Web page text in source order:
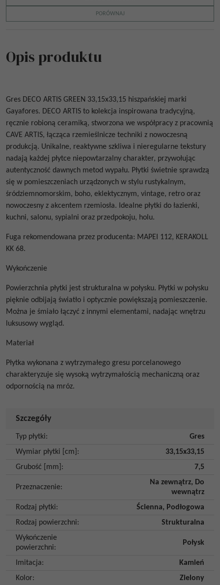
PORÓWNAJ
Opis produktu
Gres DECO ARTIS GREEN 33,15x33,15 hiszpańskiej marki
Gayafores. DECO ARTIS to kolekcja inspirowana tradycyjną,
ręcznie robioną ceramiką, stworzona we współpracy z pracownią
CAVE ARTIS, łącząca rzemieślnicze techniki z nowoczesną
produkcją. Unikalne, reaktywne szkliwa i nieregularne tekstury
nadają każdej płytce niepowtarzalny charakter, przywołując
autentyczność dawnych metod wypału. Płytki świetnie sprawdzą
się w pomieszczeniach urządzonych w stylu rustykalnym,
śródziemnomorskim, boho, eklektycznym, vintage, retro oraz
nowoczesny z akcentem rzemiosła. Idealne płytki do łazienki,
kuchni, salonu, sypialni oraz przedpokoju, holu.
Fuga rekomendowana przez producenta: MAPEI 112, KERAKOLL
KK 68.
Wykończenie
Powierzchnia płytki jest strukturalna w połysku. Płytki w połysku
pięknie odbijają światło i optycznie powiększają pomieszczenie.
Można je śmiało łączyć z innymi elementami, nadając wnętrzu
luksusowy wygląd.
Materiał
Płytka wykonana z wytrzymałego gresu porcelanowego
charakteryzuje się wysoką wytrzymałością mechaniczną oraz
odpornością na mróz.
Szczegóły
Typ płytki:
Gres
Wymiar płytki [cm] :
33,15x33,15
Grubość [mm] : 7,5
Przeznaczenie:
Na zewnątrz, Do
wewnątrz
Rodzaj płytki: Ścienna, Podłogowa
Rodzaj powierzchni:
Strukturalna
Wykończenie
powierzchni:
Połysk
Imitacja:
Kamień
Kolor: Zielony